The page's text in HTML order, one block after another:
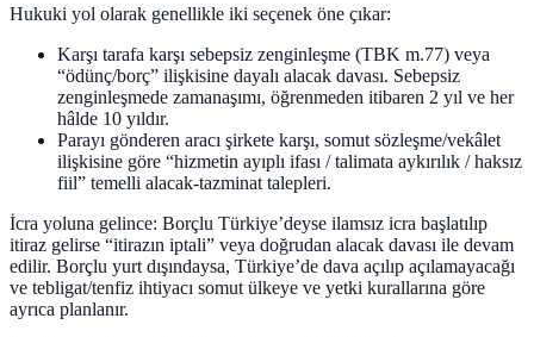
Hukuki yol olarak genellikle iki seçenek öne çıkar:
Karşı tarafa karşı sebepsiz zenginleşme (TBK m.77) veya
“ödünç/borç” ilişkisine dayalı alacak davası. Sebepsiz
zenginleşmede zamanaşımı, öğrenmeden itibaren 2 yıl ve her
hâlde 10 yıldır.
Parayı gönderen aracı şirkete karşı, somut sözleşme/vekâlet
ilişkisine göre “hizmetin ayıplı ifası / talimata aykırılık / haksız
fiil” temelli alacak-tazminat talepleri.
İcra yoluna gelince: Borçlu Türkiye’deyse ilamsız icra başlatılıp
itiraz gelirse “itirazın iptali” veya doğrudan alacak davası ile devam
edilir. Borçlu yurt dışındaysa, Türkiye’de dava açılıp açılamayacağı
ve tebligat/tenfiz ihtiyacı somut ülkeye ve yetki kurallarına göre
ayrıca planlanır.